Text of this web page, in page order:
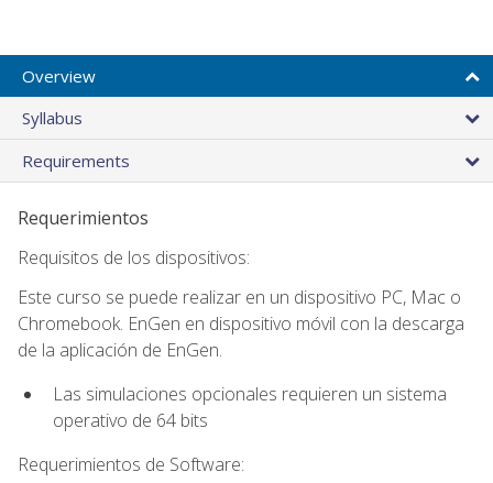
Overview
Syllabus
Requirements
Requerimientos
Requisitos de los dispositivos:
Este curso se puede realizar en un dispositivo PC, Mac o
Chromebook. EnGen en dispositivo móvil con la descarga
de la aplicación de EnGen.
Las simulaciones opcionales requieren un sistema
operativo de 64 bits
Requerimientos de Software: